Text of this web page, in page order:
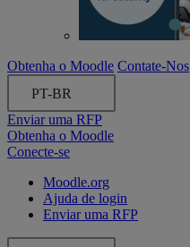
Obtenha o Moodle Contate-Nos
PT-BR
Enviar uma RFP
Obtenha o Moodle
Conecte-se
Moodle.org
Ajuda de login
Enviar uma RFP